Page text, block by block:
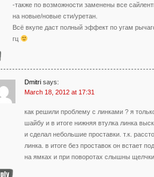
-также по возможности заменены все
на новые/новые сти/уретан.
Всё вкупе даст полный эффект по угам
гц
Dmitri says:
March 18, 2012 at 17:31
как решили проблему с линками ? я
шайбу и в итоге нижняя втулка линка
и сделал небольшие проставки. т.к.
линка. в итоге без проставок он встает
на ямках и при поворотах слышны